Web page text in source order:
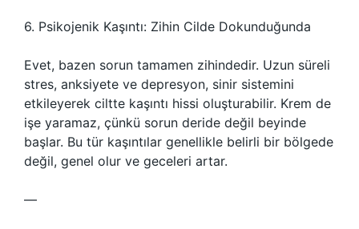
6. Psikojenik Kaşıntı: Zihin Cilde Dokunduğunda
Evet, bazen sorun tamamen zihindedir. Uzun süreli
stres, anksiyete ve depresyon, sinir sistemini
etkileyerek ciltte kaşıntı hissi oluşturabilir. Krem de
işe yaramaz, çünkü sorun deride değil beyinde
başlar. Bu tür kaşıntılar genellikle belirli bir bölgede
değil, genel olur ve geceleri artar.
—